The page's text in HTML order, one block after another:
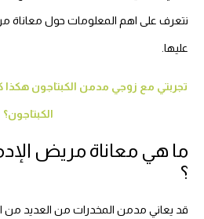
نتعرف على اهم المعلومات حول معاناة
عليها.
تجربتي مع زوجي مدمن الكبتاجون
الكبتاجون؟
ما هي معاناة مريض
؟
قد يعاني مدمن المخدرات من العديد من